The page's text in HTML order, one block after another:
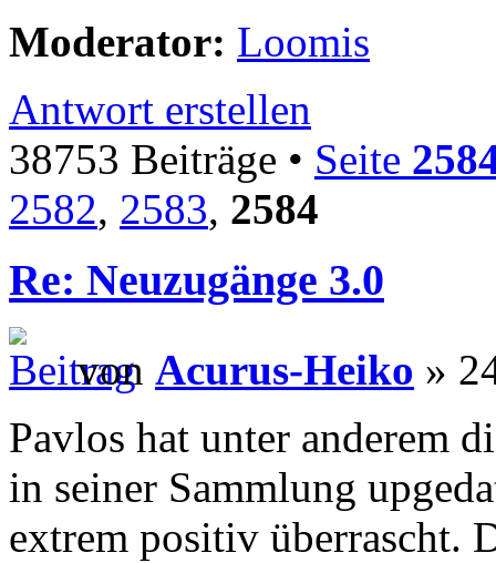
Moderator: Loomis
Antwort erstellen
38753 Beiträge • Seite
2582, 2583, 2584
Re: Neuzugänge 3.0
von Acurus-Heiko »
Pavlos hat unter anderem
in seiner Sammlung
extrem positiv überrascht.